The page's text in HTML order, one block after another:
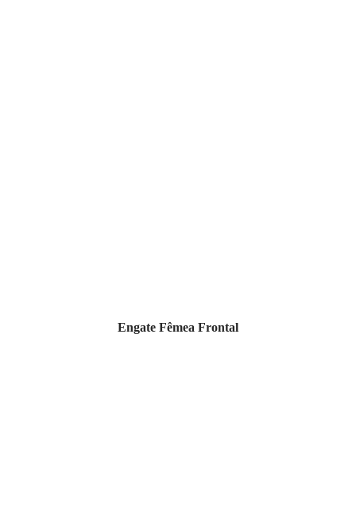
Engate Fêmea Frontal